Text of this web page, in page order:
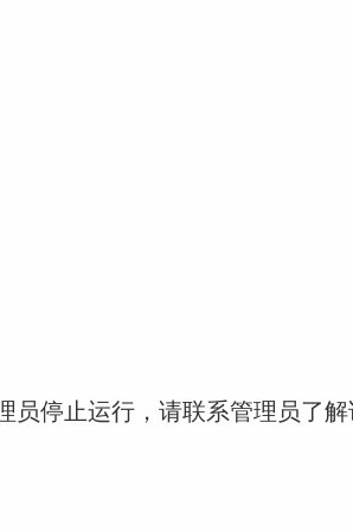
员停止运行，请联系管理员了